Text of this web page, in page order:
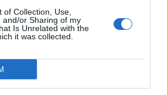
of Collection, Use,
and/or Sharing of my
Is Unrelated with the
it was collected.